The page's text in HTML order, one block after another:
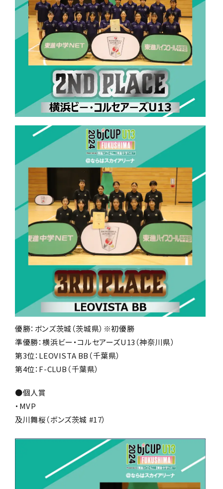
優勝：ボンズ茨城（茨城県）※初優勝
準優勝：横浜ビー・コルセアーズU13（神奈川県）
第3位：LEOVISTA BB（千葉県）
第4位：F-CLUB（千葉県）
●個人賞
・MVP
及川舞桜（ボンズ茨城 #17）